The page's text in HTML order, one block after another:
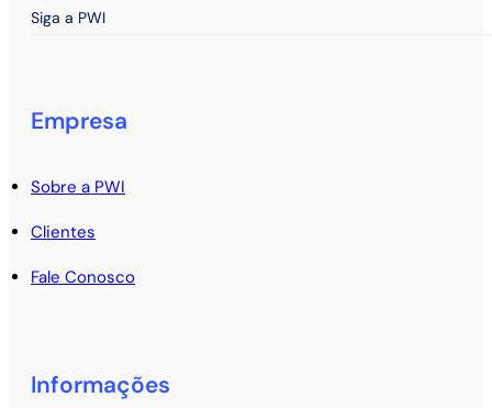
Siga a PWI
Empresa
Sobre a PWI
Clientes
Fale Conosco
Informações